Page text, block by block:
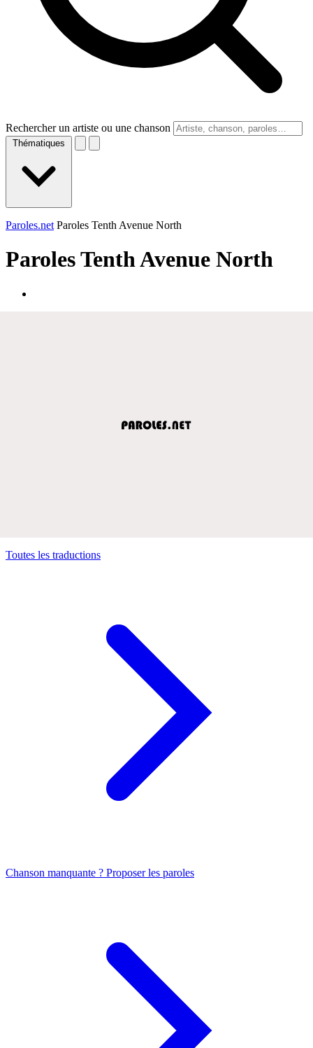
Rechercher un artiste ou une chanson
Thématiques
Paroles.net Paroles Tenth Avenue North
ParolesTenth Avenue North
Toutes les traductions
Chanson manquante ? Proposer les paroles